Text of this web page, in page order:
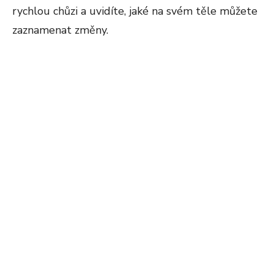
rychlou chůzi a uvidíte, jaké na svém těle můžete
zaznamenat změny.